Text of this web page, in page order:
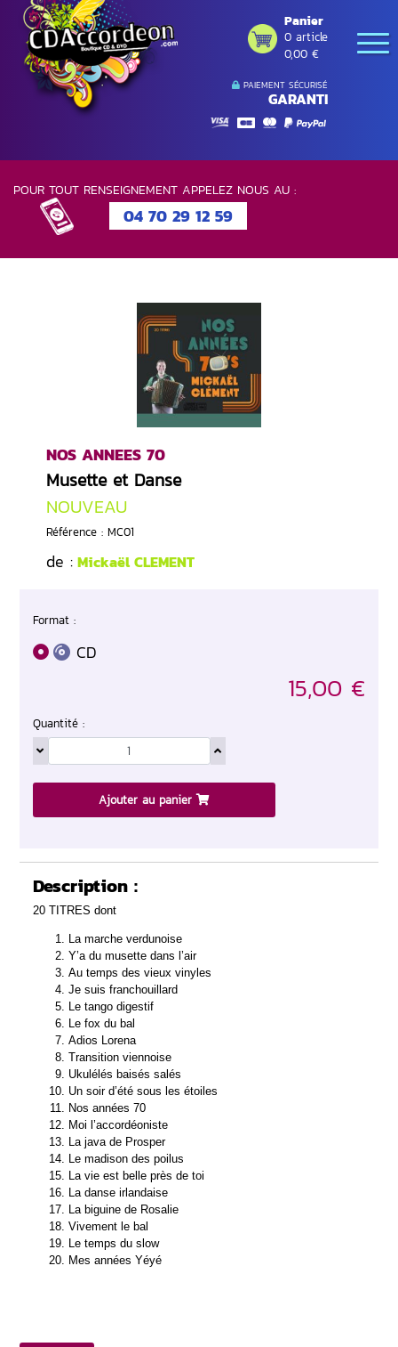
PAIEMENT SÉCURISÉ
GARANTI
Panier
0 article
0,00 €
POUR TOUT RENSEIGNEMENT APPELEZ NOUS AU :
04 70 29 12 59
NOS ANNEES 70
Musette et Danse
NOUVEAU
Référence : MC01
de : Mickaël CLEMENT
Format :
CD
15,00 €
Quantité :
Ajouter au panier
Description :
20 TITRES dont
La marche verdunoise
Y’a du musette dans l’air
Au temps des vieux vinyles
Je suis franchouillard
Le tango digestif
Le fox du bal
Adios Lorena
Transition viennoise
Ukulélés baisés salés
Un soir d’été sous les étoiles
Nos années 70
Moi l’accordéoniste
La java de Prosper
Le madison des poilus
La vie est belle près de toi
La danse irlandaise
La biguine de Rosalie
Vivement le bal
Le temps du slow
Mes années Yéyé